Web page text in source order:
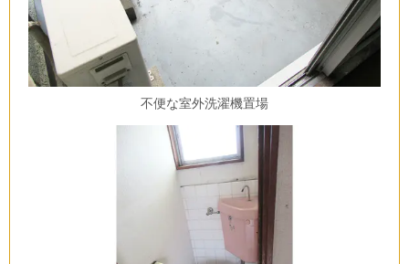
不便な室外洗濯機置場